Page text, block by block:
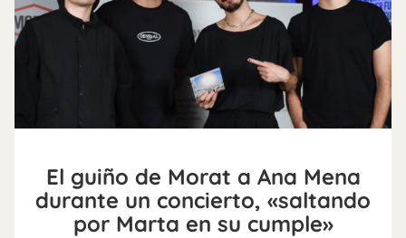
El guiño de Morat a Ana Mena
durante un concierto, «saltando
por Marta en su cumple»